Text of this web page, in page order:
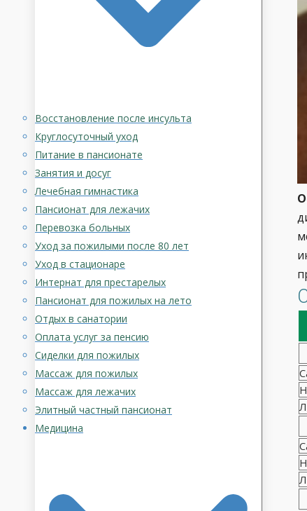
Восстановление после инсульта
Круглосуточный уход
Питание в пансионате
Занятия и досуг
Лечебная гимнастика
Пансионат для лежачих
Перевозка больных
Уход за пожилыми после 80 лет
Уход в стационаре
Интернат для престарелых
Пансионат для пожилых на лето
Отдых в санатории
Оплата услуг за пенсию
Сиделки для пожилых
Массаж для пожилых
Массаж для лежачих
Элитный частный пансионат
Медицина